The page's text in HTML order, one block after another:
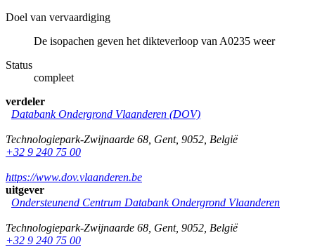
Doel van vervaardiging
De isopachen geven het dikteverloop van A0235 weer
Status
compleet
verdeler
Databank Ondergrond Vlaanderen (DOV)
Technologiepark-Zwijnaarde 68 Gent, 9052 België
+32 9 240 75 00
https://www.dov.vlaanderen.be
uitgever
Ondersteunend Centrum Databank Ondergrond Vlaanderen
Technologiepark-Zwijnaarde 68 Gent, 9052 België
+32 9 240 75 00